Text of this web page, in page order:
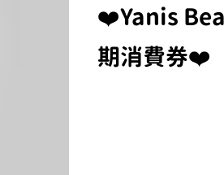
❤️Yanis
期消費券❤️